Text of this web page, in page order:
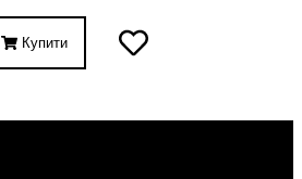
Купити